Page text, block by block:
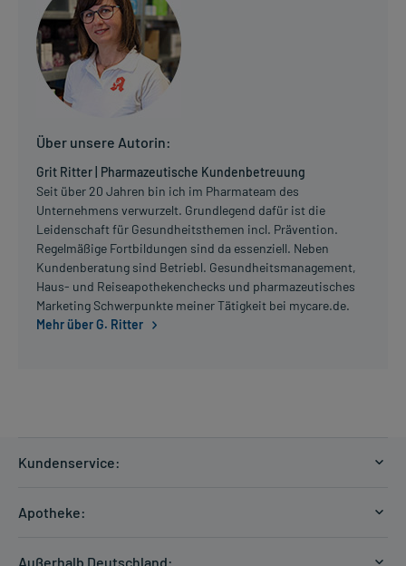
Über unsere Autorin:
Grit Ritter | Pharmazeutische Kundenbetreuung
Seit über 20 Jahren bin ich im Pharmateam des
Unternehmens verwurzelt. Grundlegend dafür ist die
Leidenschaft für Gesundheitsthemen incl. Prävention.
Regelmäßige Fortbildungen sind da essenziell. Neben
Kundenberatung sind Betriebl. Gesundheitsmanagement,
Haus- und Reiseapothekenchecks und pharmazeutisches
Marketing Schwerpunkte meiner Tätigkeit bei mycare.de.
Mehr über G. Ritter
Kundenservice:
Zahlungsarten
Apotheke:
Außerhalb Deutschland: